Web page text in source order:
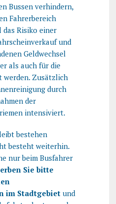
Bussen verhindern,
Fahrerbereich
Risiko einer
und
Geldwechsel
als auch für die
werden. Zusätzlich
durch
der
intensiviert.
bestehen
besteht weiterhin.
nur beim Busfahrer
Sie bitte
im Stadtgebietund